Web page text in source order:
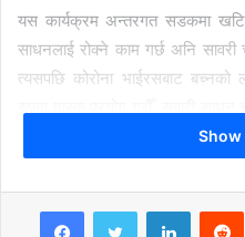
यस कार्यक्रम अन्तरगत सडकमा
साधनलाई रोक्ने काम गर्छ अनि
त्यसपछि कोरोना भाईरसबाट बच्नको
मोटरसाइकल र स्कुटर चलाउँदा हेल्मेट
मादक पदार्थ तथा नसाजन्य चिज
गतीमा सवारी साधन नचलाऔँ भन्दै
र तपाईको यात्रा सुरक्षित रहोस !
Show